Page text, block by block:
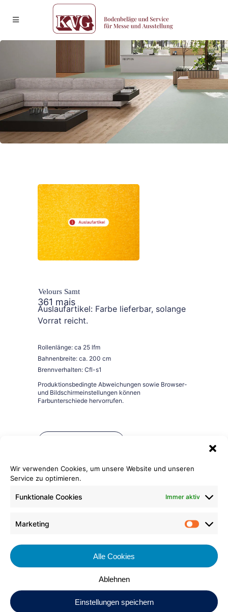
Wir verwenden Cookies, um unsere Website und unseren
Service zu optimieren.
Funktionale Cookies Immer aktiv
Marketing
Alle Cookies
Ablehnen
Einstellungen speichern
361 mais
Auslaufartikel: Farbe lieferbar, solange
Vorrat reicht.
Rollenlänge: ca 25 lfm
Bahnenbreite: ca. 200 cm
Brennverhalten: Cfl-s1
Velours Samt
DV Kunststoff-Vertriebs-GmbH & Co. KG